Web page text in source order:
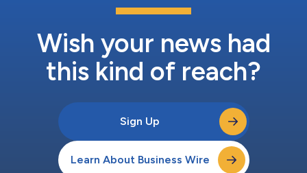
Wish your news had
this kind of reach?
Sign Up
Learn About Business Wire